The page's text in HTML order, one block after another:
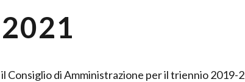
Consiglio di Amministrazione per il triennio